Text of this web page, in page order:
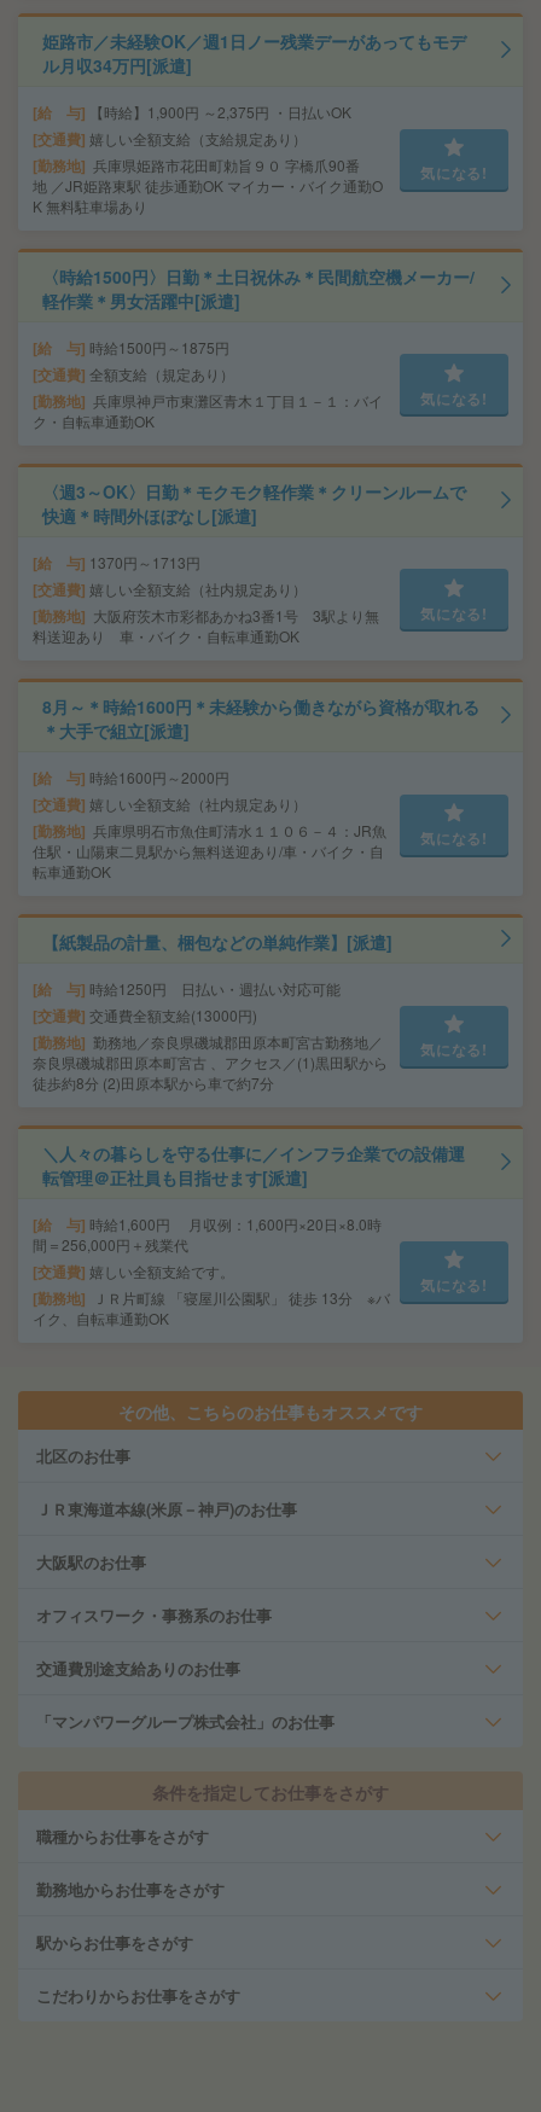
姫路市／未経験OK／週1日ノー残業デーがあってもモデ
ル月収34万円[派遣]
給 与 【時給】1,900円 ～2,375円 ・日払いOK
交通費 嬉しい全額支給（支給規定あり）
勤務地 兵庫県姫路市花田町勅旨９０ 字橋爪90番
地 ／JR姫路東駅 徒歩通勤OK マイカー・バイク通勤O
K 無料駐車場あり
気になる!
〈時給1500円〉日勤＊土日祝休み＊民間航空機メーカー/
軽作業＊男女活躍中[派遣]
給 与 時給1500円～1875円
交通費 全額支給（規定あり）
勤務地 兵庫県神戸市東灘区青木１丁目１－１：バイ
ク・自転車通勤OK
気になる!
〈週3～OK〉日勤＊モクモク軽作業＊クリーンルームで
快適＊時間外ほぼなし[派遣]
給 与 1370円～1713円
交通費 嬉しい全額支給（社内規定あり）
勤務地
大阪府茨木市彩都あかね3番1号 3駅より無
料送迎あり 車・バイク・自転車通勤OK
気になる!
8月～＊時給1600円＊未経験から働きながら資格が取れる
＊大手で組立[派遣]
給 与 時給1600円～2000円
交通費 嬉しい全額支給（社内規定あり）
勤務地 兵庫県明石市魚住町清水１１０６－４：JR魚
住駅・山陽東二見駅から無料送迎あり/車・バイク・自
転車通勤OK
気になる!
【紙製品の計量、梱包などの単純作業】[派遣]
給 与 時給1250円 日払い・週払い対応可能
交通費 交通費全額支給(13000円)
勤務地 勤務地／奈良県磯城郡田原本町宮古勤務地／
奈良県磯城郡田原本町宮古 、アクセス／(1)黒田駅から
徒歩約8分 (2)田原本駅から車で約7分
気になる!
＼人々の暮らしを守る仕事に／インフラ企業での設備運
転管理＠正社員も目指せます[派遣]
給 与 時給1,600円 月収例：1,600円×20日×8.0時
間＝256,000円＋残業代
交通費 嬉しい全額支給です。
勤務地
ＪＲ片町線 「寝屋川公園駅」 徒歩 13分 ※バ
イク、自転車通勤OK
気になる!
その他、こちらのお仕事もオススメです
北区のお仕事
ＪＲ東海道本線(米原－神戸)のお仕事
大阪駅のお仕事
オフィスワーク・事務系のお仕事
交通費別途支給ありのお仕事
「マンパワーグループ株式会社」のお仕事
条件を指定してお仕事をさがす
職種からお仕事をさがす
勤務地からお仕事をさがす
駅からお仕事をさがす
こだわりからお仕事をさがす